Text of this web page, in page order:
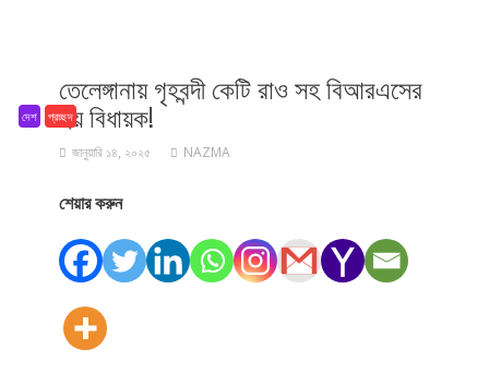
দেশ প্রচ্ছদ
তেলেঙ্গানায় গৃহবন্দী কেটি রাও সহ বিআরএসের
ছয় বিধায়ক!
জানুয়ারি ১৪, ২০২৫ NAZMA
শেয়ার করুন